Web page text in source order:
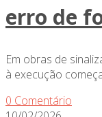
erro de
Em obras de
à execução
0 Comentário